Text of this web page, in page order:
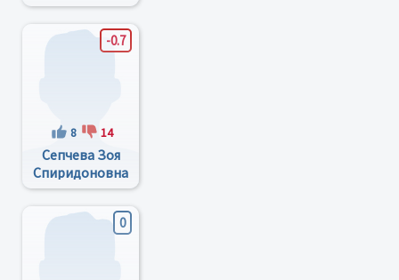
-0.7
8 14
Сепчева Зоя
Спиридоновна
0